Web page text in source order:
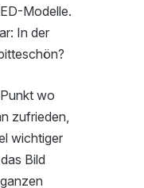
Modelle.
In der
wo
zufrieden,
wichtiger
Bild